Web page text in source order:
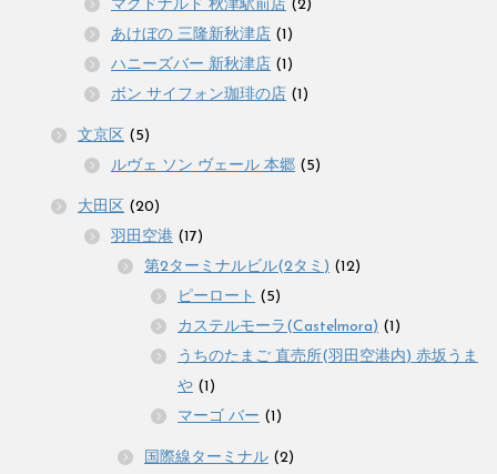
マクドナルド 秋津駅前店 (2)
あけぼの 三隆新秋津店 (1)
ハニーズバー 新秋津店 (1)
ボン サイフォン珈琲の店 (1)
文京区 (5)
ルヴェ ソン ヴェール 本郷 (5)
大田区 (20)
羽田空港 (17)
第2ターミナルビル(2タミ) (12)
ピーロート (5)
カステルモーラ(Castelmora) (1)
うちのたまご 直売所(羽田空港内) 赤坂うま
や (1)
マーゴ バー (1)
国際線ターミナル (2)